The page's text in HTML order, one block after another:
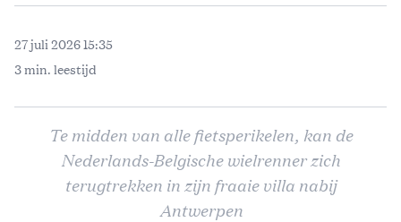
27 juli 2026 15:35
3 min. leestijd
Te midden van alle fietsperikelen, kan de
Nederlands-Belgische wielrenner zich
terugtrekken in zijn fraaie villa nabij
Antwerpen